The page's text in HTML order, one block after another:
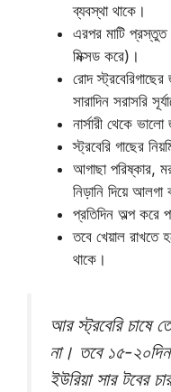
ব্যবস্থা থাকে।
এরপর মাটি
মিক্সড করে)।
রোদ
সারাদিন সরাসরি
নার্সারী থেকে
স্ট্রবেরি গাছের
আগাছা পরিষ্কার,
নিড়ানি দিয়ে
প্রতিদিন অল্প করে
তবে খেয়াল রাখতে
থাকে।
আর স্ট্রবেরি চাষে
না। তবে ১৫-
ইউরিয়া সার‌ টবের